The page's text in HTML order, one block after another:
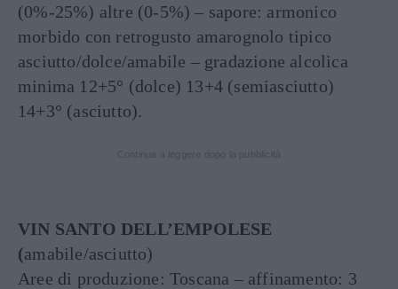
(0%-25%) altre (0-5%) – sapore: armonico
morbido con retrogusto amarognolo tipico
asciutto/dolce/amabile – gradazione alcolica
minima 12+5° (dolce) 13+4 (semiasciutto)
14+3° (asciutto).
VIN SANTO DELL’EMPOLESE
(amabile/asciutto)
Aree di produzione: Toscana – affinamento: 3